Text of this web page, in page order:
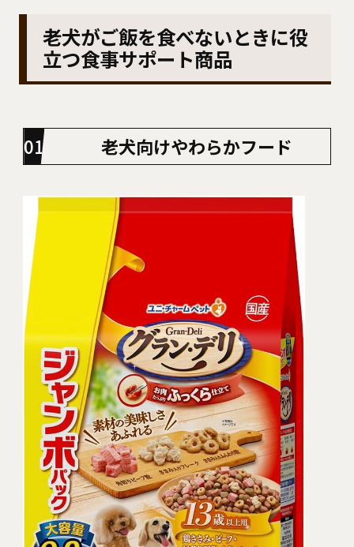
老犬がご飯を食べないときに役
立つ食事サポート商品
老犬向けやわらかフード